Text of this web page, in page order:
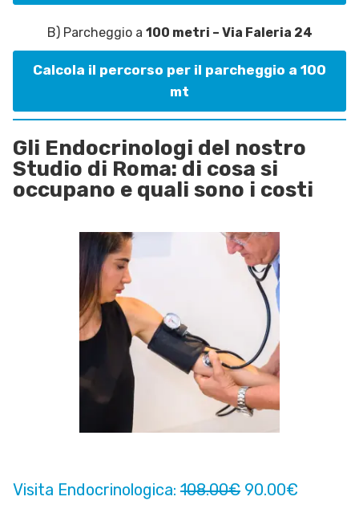
B) Parcheggio a 100 metri – Via Faleria 24
Calcola il percorso per il parcheggio a 100
mt
Gli Endocrinologi del nostro
Studio di Roma: di cosa si
occupano e quali sono i costi
Visita Endocrinologica: 108.00€ 90.00€